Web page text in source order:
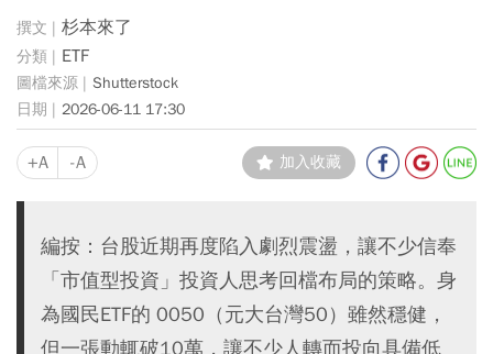
杉本來了
ETF
Shutterstock
2026-06-11 17:30
+A -A 加入收藏
編按：台股近期再度陷入劇烈震盪，讓不少信奉
「市值型投資」投資人思考回檔布局的策略。身
為國民ETF的 0050（元大台灣50）雖然穩健，
但一張動輒破10萬，讓不少人轉而投向具備低